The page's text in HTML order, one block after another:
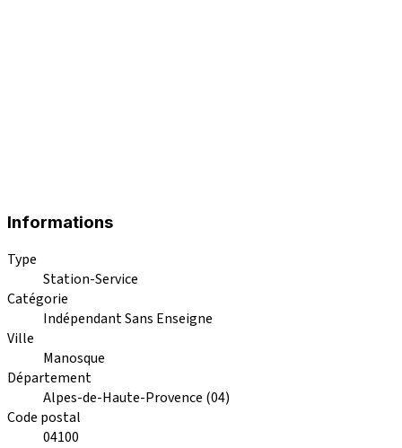
Informations
Type
Station-Service
Catégorie
Indépendant Sans Enseigne
Ville
Manosque
Département
Alpes-de-Haute-Provence (04)
Code postal
04100